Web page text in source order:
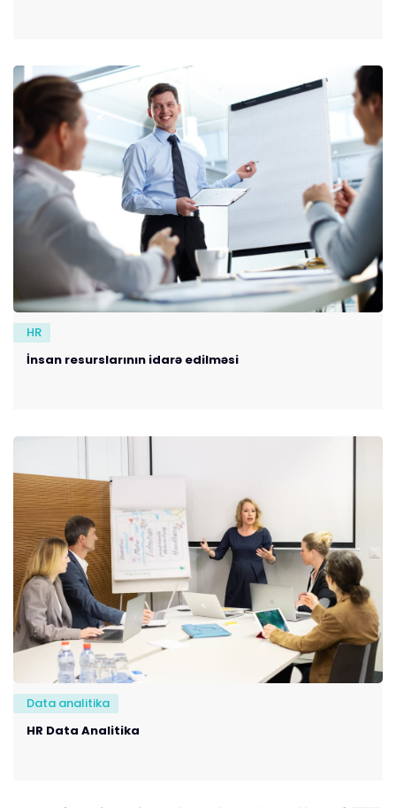
HR
İnsan resurslarının idarə edilməsi
Data analitika
HR Data Analitika